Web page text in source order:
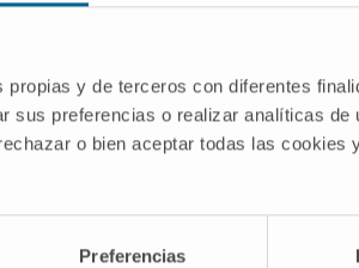
propias y de terceros con diferentes
sus preferencias o realizar analíticas de
o bien aceptar todas las cookies
Preferencias
pour un nombre limité de patients et
et d'exclusion. Le spécialiste
conditions requises pour participer